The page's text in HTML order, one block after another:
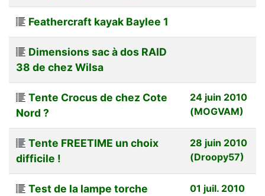
Feathercraft kayak Baylee 1
Dimensions sac à dos RAID
38 de chez Wilsa
Tente Crocus de chez Cote
Nord ?
24 juin 2010
(MOGVAM)
Tente FREETIME un choix
difficile !
28 juin 2010
(Droopy57)
Test de la lampe torche
01 juil. 2010